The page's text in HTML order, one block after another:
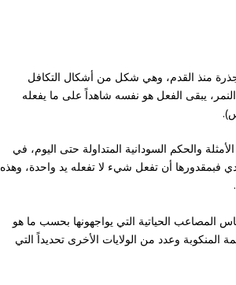
منذ القدم، وهي شكل من أشكال التكافل
يبقى الفعل هو نفسه شاهداً على ما يفعله
والحكم السودانية المتداولة حتى اليوم، في
فبمقدورها أن تفعل شيء لا تفعله يد واحدة، وهذه
المصاعب الحياتية التي يواجهونها بحسب ما هو
وعدد من الولايات الأخرى تحديداً التي